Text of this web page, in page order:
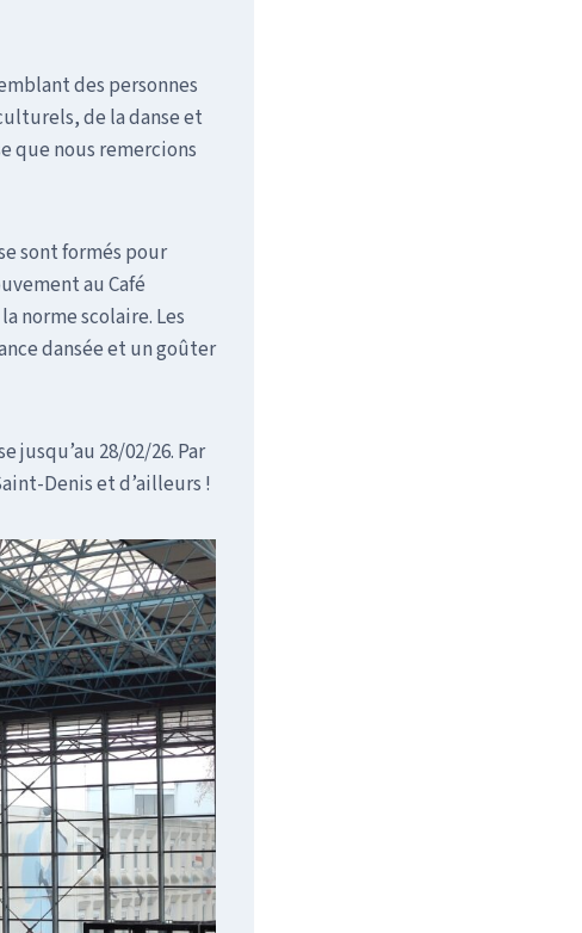
des personnes
de la danse et
que nous remercions
sont formés pour
au Café
norme scolaire. Les
dansée et un goûter
jusqu’au 28/02/26. Par
Denis et d’ailleurs !